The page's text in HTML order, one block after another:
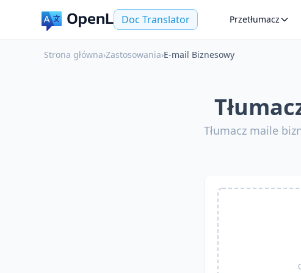
Doc Translator Przetłumacz
Strona główna›Zastosowania›E-mail Biznesowy
Tłumacz maile